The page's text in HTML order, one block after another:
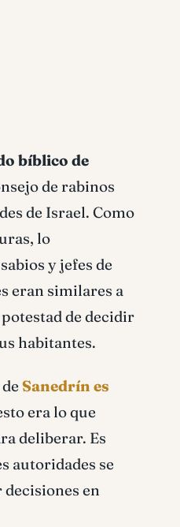
bíblico de
de rabinos
de Israel. Como
lo
y jefes de
eran similares a
de decidir
habitantes.
Sanedrín es
era lo que
deliberar. Es
autoridades se
en